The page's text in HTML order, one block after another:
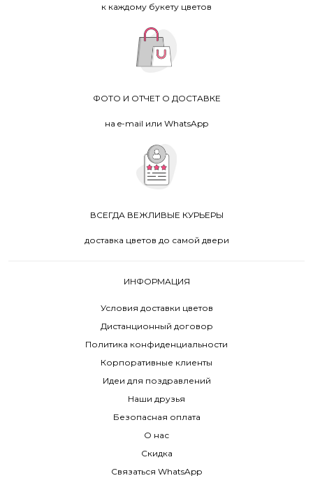
к каждому букету цветов
ФОТО И ОТЧЕТ О ДОСТАВКЕ
на e-mail или WhatsApp
ВСЕГДА ВЕЖЛИВЫЕ КУРЬЕРЫ
доставка цветов до самой двери
ИНФОРМАЦИЯ
Условия доставки цветов
Дистанционный договор
Политика конфиденциальности
Корпоративные клиенты
Идеи для поздравлений
Наши друзья
Безопасная оплата
О нас
Скидка
Связаться WhatsApp